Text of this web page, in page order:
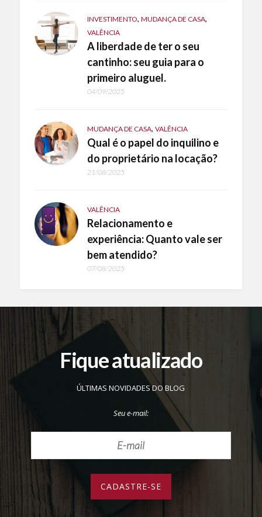
INVESTIMENTO, MUDANÇA DE CASA,
VALÊNCIA
A liberdade de ter o seu
cantinho: seu guia para o
primeiro aluguel.
04/09/2025
MUDANÇA DE CASA, VALÊNCIA
Qual é o papel do inquilino e
do proprietário na locação?
21/08/2025
VALÊNCIA
Relacionamento e
experiência: Quanto vale ser
bem atendido?
07/08/2025
Fique atualizado
ÚLTIMAS NOVIDADES DO BLOG
Seu e-mail: